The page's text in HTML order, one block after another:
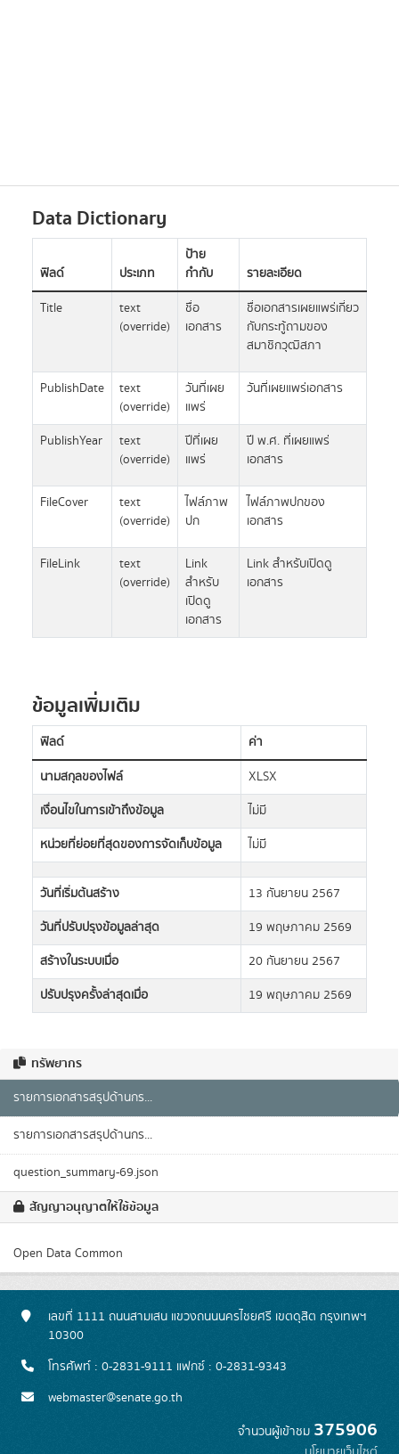
ทรัพยากร
รายการเอกสารสรุปด้านกร...
รายการเอกสารสรุปด้านกร...
question_summary-69.json
สัญญาอนุญาตให้ใช้ข้อมูล
Open Data Common
Data Dictionary
ฟิลด์ ประเภท
ป้าย
กำกับ
รายละเอียด
Title
text
(override)
ชื่อ
เอกสาร
ชื่อเอกสารเผยแพร่เกี่ยว
กับกระทู้ถามของ
สมาชิกวุฒิสภา
PublishDate
text
(override)
วันที่เผย
แพร่
วันที่เผยแพร่เอกสาร
PublishYear
text
(override)
ปีที่เผย
แพร่
ปี พ.ศ. ที่เผยแพร่
เอกสาร
FileCover
text
(override)
ไฟล์ภาพ
ปก
ไฟล์ภาพปกของ
เอกสาร
FileLink
text
(override)
Link
สำหรับ
เปิดดู
เอกสาร
Link สำหรับเปิดดู
เอกสาร
ข้อมูลเพิ่มเติม
ฟิลด์
ค่า
นามสกุลของไฟล์
XLSX
เงื่อนไขในการเข้าถึงข้อมูล
ไม่มี
หน่วยที่ย่อยที่สุดของการจัดเก็บข้อมูล
ไม่มี
วันที่เริ่มต้นสร้าง
13 กันยายน 2567
วันที่ปรับปรุงข้อมูลล่าสุด
19 พฤษภาคม 2569
สร้างในระบบเมื่อ
20 กันยายน 2567
ปรับปรุงครั้งล่าสุดเมื่อ
19 พฤษภาคม 2569
เลขที่ 1111 ถนนสามเสน แขวงถนนนครไชยศรี เขตดุสิต กรุงเทพฯ
10300
โทรศัพท์ : 0-2831-9111 แฟกซ์ : 0-2831-9343
webmaster@senate.go.th
จำนวนผู้เข้าชม 375906